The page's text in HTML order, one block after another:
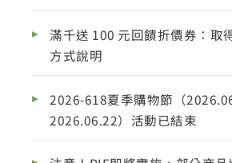
滿千送 100 元回饋折價券：取
方式說明
2026-618夏季購物節（
2026.06.22）活動已結束